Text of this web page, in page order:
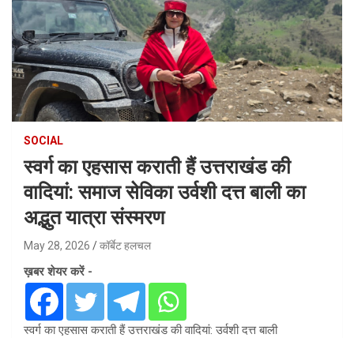
SOCIAL
स्वर्ग का एहसास कराती हैं उत्तराखंड की
वादियां: समाज सेविका उर्वशी दत्त बाली का
अद्भुत यात्रा संस्मरण
May 28, 2026 कॉर्बेट हलचल
ख़बर शेयर करें -
स्वर्ग का एहसास कराती हैं उत्तराखंड की वादियां: उर्वशी दत्त बाली